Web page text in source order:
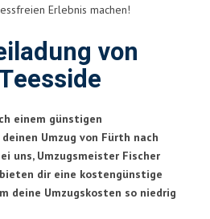
Erlebnis machen!
von
einem günstigen
Umzug von Fürth nach
uns, Umzugsmeister Fischer
dir eine kostengünstige
deine Umzugskosten so niedrig